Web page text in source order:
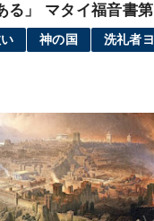
る」 マタイ福音書
神の国 洗礼者